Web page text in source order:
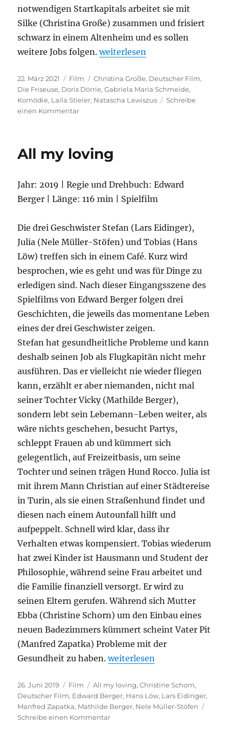
notwendigen Startkapitals arbeitet sie mit
Silke (Christina Große) zusammen und frisiert
schwarz in einem Altenheim und es sollen
weitere Jobs folgen.„Die Friseuse“
weiterlesen
Veröffentlicht
am
22. März 2021 Kategorien
Film Schlagwörter
Christina Große, Deutscher Film,
Die Friseuse, Doris Dörrie,Gabriela Maria Schmeide,
Komödie, Laila Stieler, Natascha Lawiszus
Schreibe
einen Kommentarzu
All my loving
Jahr: 2019 | Regie und Drehbuch: Edward
Berger | Länge: 116 min | Spielfilm
Die drei Geschwister Stefan (Lars Eidinger),
Julia (Nele Müller-Stöfen) und Tobias (Hans
Löw) treffen sich in einem Café. Kurz wird
besprochen, wie es geht und was für Dinge zu
erledigen sind. Nach dieser Eingangsszene des
Spielfilms von Edward Berger folgen drei
Geschichten, die jeweils das momentane Leben
eines der drei Geschwister zeigen.
Stefan hat gesundheitliche Probleme und kann
deshalb seinen Job als Flugkapitän nicht mehr
ausführen. Das er vielleicht nie wieder fliegen
kann, erzählt er aber niemanden, nicht mal
seiner Tochter Vicky (Mathilde Berger),
sondern lebt sein Lebemann-Leben weiter, als
wäre nichts geschehen, besucht Partys,
schleppt Frauen ab und kümmert sich
gelegentlich, auf Freizeitbasis, um seine
Tochter und seinen trägen Hund Rocco. Julia ist
mit ihrem Mann Christian auf einer Städtereise
in Turin, als sie einen Straßenhund findet und
diesen nach einem Autounfall hilft und
aufpeppelt. Schnell wird klar, dass ihr
Verhalten etwas kompensiert. Tobias wiederum
hat zwei Kinder ist Hausmann und Student der
Philosophie, während seine Frau arbeitet und
die Familie finanziell versorgt. Er wird zu
seinen Eltern gerufen. Während sich Mutter
Ebba (Christine Schorn) um den Einbau eines
neuen Badezimmers kümmert scheint Vater Pit
(Manfred Zapatka) Probleme mit der
Gesundheit zu haben.„All my loving“
weiterlesen
Veröffentlicht
am
26. Juni 2019 Kategorien
Film Schlagwörter
All my loving,Christine Schorn,
Deutscher Film, Edward Berger, Hans Löw, Lars Eidinger,
Manfred Zapatka, Mathilde Berger, Nele Müller-Stöfen
Schreibe einen Kommentarzu